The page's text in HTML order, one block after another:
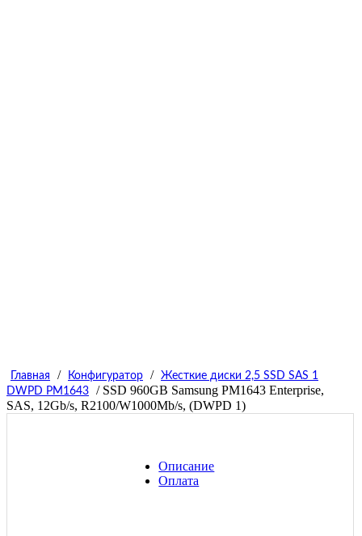
Главная / Конфигуратор /
Жесткие диски 2,5 SSD SAS 1
DWPD PM1643
/ SSD 960GB Samsung PM1643 Enterprise,
SAS, 12Gb/s, R2100/W1000Mb/s, (DWPD 1)
Описание
Оплата